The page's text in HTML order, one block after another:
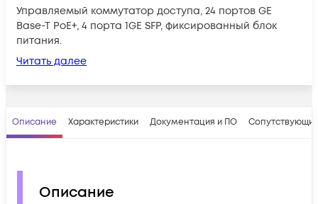
Управляемый коммутатор доступа, 24 портов GE
Base-T PoE+, 4 порта 1GE SFP, фиксированный блок
питания.
Читать далее
Описание Характеристики Документация и ПО
Описание